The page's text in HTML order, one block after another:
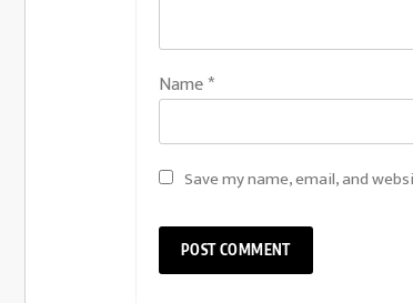
Name*
Save my name, email, and